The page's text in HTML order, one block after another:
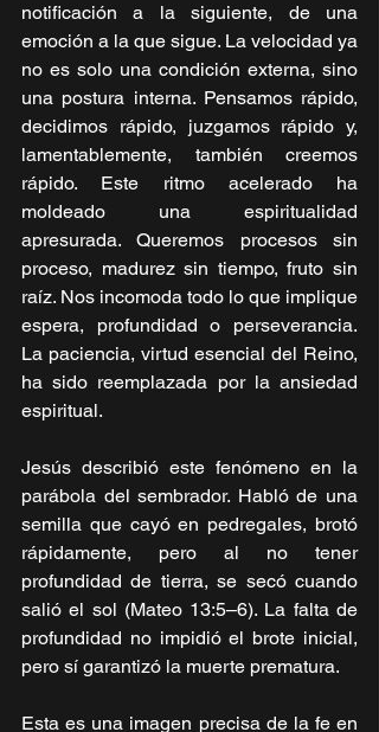
notificación a la siguiente, de una
emoción a la que sigue. La velocidad ya
no es solo una condición externa, sino
una postura interna. Pensamos rápido,
decidimos rápido, juzgamos rápido y,
lamentablemente, también creemos
rápido. Este ritmo acelerado ha
moldeado una espiritualidad
apresurada. Queremos procesos sin
proceso, madurez sin tiempo, fruto sin
raíz. Nos incomoda todo lo que implique
espera, profundidad o perseverancia.
La paciencia, virtud esencial del Reino,
ha sido reemplazada por la ansiedad
espiritual.
Jesús describió este fenómeno en la
parábola del sembrador. Habló de una
semilla que cayó en pedregales, brotó
rápidamente, pero al no tener
profundidad de tierra, se secó cuando
salió el sol (Mateo 13:5–6). La falta de
profundidad no impidió el brote inicial,
pero sí garantizó la muerte prematura.
Esta es una imagen precisa de la fe en